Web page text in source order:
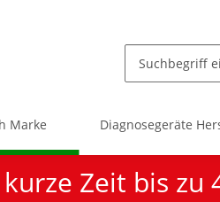
Marke Diagnosegeräte
Zeit bis zu